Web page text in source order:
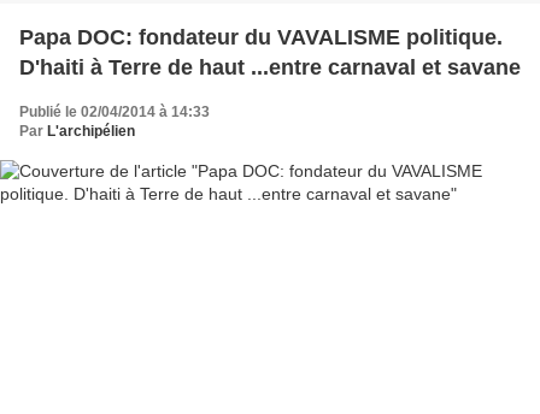
Papa DOC: fondateur du VAVALISME politique.
D'haiti à Terre de haut ...entre carnaval et savane
Publié le 02/04/2014 à 14:33
Par L'archipélien